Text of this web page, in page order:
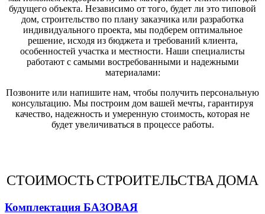
будущего объекта. Независимо от того, будет ли это типовой
дом, строительство по плану заказчика или разработка
индивидуального проекта, мы подберем оптимальное
решение, исходя из бюджета и требований клиента,
особенностей участка и местности. Наши специалисты
работают с самыми востребованными и надежными
материалами:
Позвоните или напишите нам, чтобы получить персональную
консультацию. Мы построим дом вашей мечты, гарантируя
качество, надежность и умеренную стоимость, которая не
будет увеличиваться в процессе работы.
СТОИМОСТЬ СТРОИТЕЛЬСТВА ДОМА
Комплектация БАЗОВАЯ